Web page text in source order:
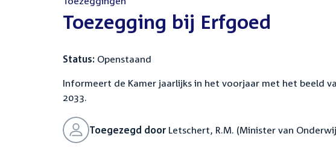
:Toezegging bij Erfgoed
Status: Openstaand
Informeert de Kamer jaarlijks in het voorjaar met het beeld
2033.
Toegezegd door Letschert, R.M. (Minister van